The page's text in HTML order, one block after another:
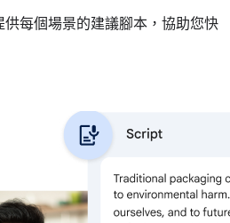
供每個場景的建議腳本，協助您快